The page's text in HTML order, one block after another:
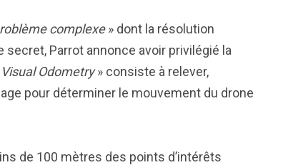
complexe» dont la résolution
secret, Parrot annonce avoir privilégié la
Visual Odometry» consiste à relever,
pour déterminer le mouvement du drone
de 100 mètres des points d’intérêts